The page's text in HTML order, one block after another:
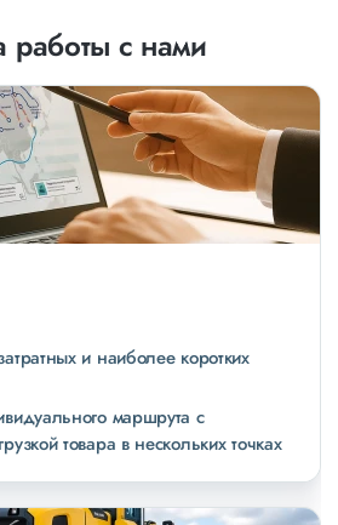
работы с нами
и наиболее коротких
маршрута с
товара в нескольких точках